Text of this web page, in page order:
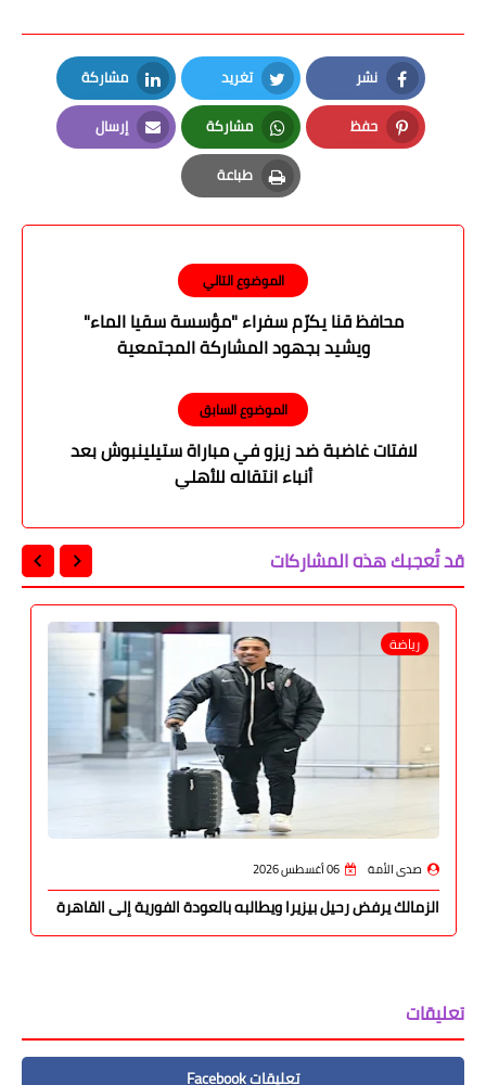
نشر
Facebook
تغريد
Twitter
مشاركة
LinkedIn
حفظ
Pinterest
مشاركة
Whatsapp
إرسال
Email
طباعة
Print
الموضوع التالي
محافظ قنا يكرّم سفراء "مؤسسة سقيا الماء"
ويشيد بجهود المشاركة المجتمعية
الموضوع السابق
لافتات غاضبة ضد زيزو في مباراة ستيلينبوش بعد
أنباء انتقاله للأهلي
قد تُعجبك هذه المشاركات
رياضة
صدى الأمة 06 أغسطس 2026
الزمالك يرفض رحيل بيزيرا ويطالبه بالعودة الفورية إلى القاهرة
تعليقات
تعليقات Facebook